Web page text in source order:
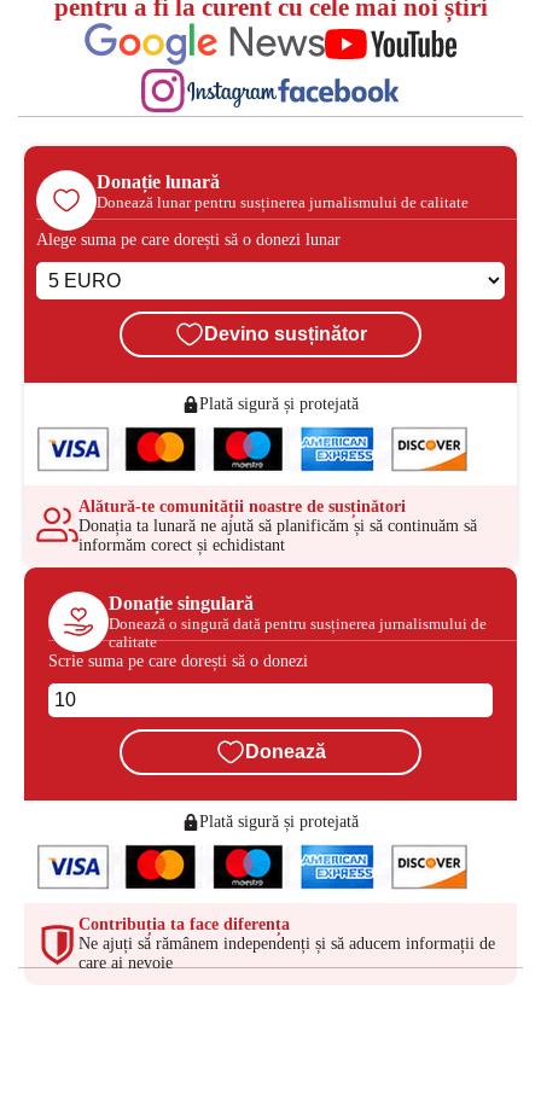
pentru a fi la curent cu cele mai noi știri
Donație lunară
Donează lunar pentru susținerea jurnalismului de calitate
Alege suma pe care dorești să o donezi lunar
Devino susținător
Plată sigură și protejată
Alătură-te comunității noastre de susținători
Donația ta lunară ne ajută să planificăm și să continuăm să
informăm corect și echidistant
Donație singulară
Donează o singură dată pentru susținerea jurnalismului de
calitate
Scrie suma pe care dorești să o donezi
Donează
Plată sigură și protejată
Contribuția ta face diferența
Ne ajuți să rămânem independenți și să aducem informații de
care ai nevoie